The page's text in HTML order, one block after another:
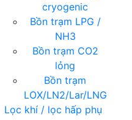
cryogenic
Bồn trạm LPG /
NH3
Bồn trạm CO2
lỏng
Bồn trạm
LOX/LN2/Lar/LNG
Lọc khí / lọc hấp phụ